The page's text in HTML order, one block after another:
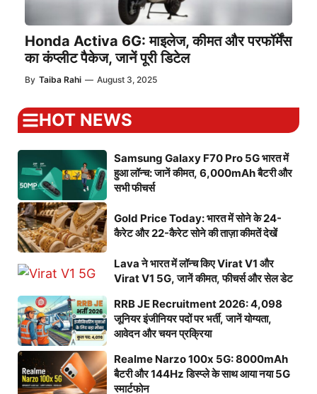
Honda Activa 6G: माइलेज, कीमत और परफॉर्मेंस
का कंप्लीट पैकेज, जानें पूरी डिटेल
By Taiba Rahi — August 3, 2025
HOT NEWS
Samsung Galaxy F70 Pro 5G भारत में
हुआ लॉन्च: जानें कीमत, 6,000mAh बैटरी और
सभी फीचर्स
Gold Price Today: भारत में सोने के 24-
कैरेट और 22-कैरेट सोने की ताज़ा कीमतें देखें
Lava ने भारत में लॉन्च किए Virat V1 और
Virat V1 5G, जानें कीमत, फीचर्स और सेल डेट
RRB JE Recruitment 2026: 4,098
जूनियर इंजीनियर पदों पर भर्ती, जानें योग्यता,
आवेदन और चयन प्रक्रिया
Realme Narzo 100x 5G: 8000mAh
बैटरी और 144Hz डिस्प्ले के साथ आया नया 5G
स्मार्टफोन